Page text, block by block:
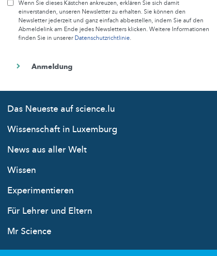
Wenn Sie dieses Kästchen ankreuzen, erklären Sie sich damit
einverstanden, unseren Newsletter zu erhalten. Sie können den
Newsletter jederzeit und ganz einfach abbestellen, indem Sie auf den
Abmeldelink am Ende jedes Newsletters klicken. Weitere Informationen
finden Sie in unsererDatenschutzrichtlinie.
Das Neueste auf science.lu
Wissenschaft in Luxemburg
News aus aller Welt
Wissen
Experimentieren
Für Lehrer und Eltern
Mr Science